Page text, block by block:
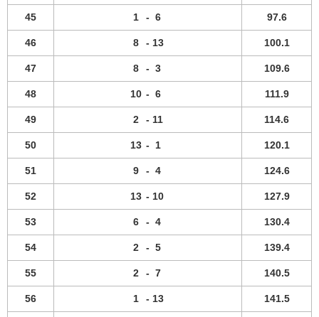
45 1 - 6 97.6
46 8 - 13 100.1
47 8 - 3 109.6
48 10 - 6 111.9
49 2 - 11 114.6
50 13 - 1 120.1
51 9 - 4 124.6
52 13 - 10 127.9
53 6 - 4 130.4
54 2 - 5 139.4
55 2 - 7 140.5
56 1 - 13 141.5